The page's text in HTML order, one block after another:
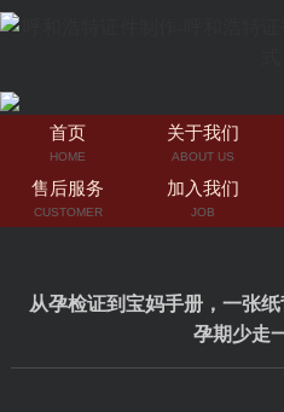
首页
HOME
关于我们
ABOUT US
售后服务
CUSTOMER
加入我们
JOB
从孕检证到宝妈手册，一张
孕期少走